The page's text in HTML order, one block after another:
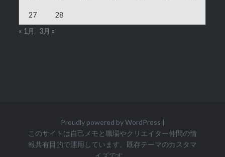
27
28
« 1月
3月 »
Proudly powered by WordPress |
このサイトは自己メモと職場やクリエイター仲間の情
報共有目的で運用しています。既存テーマのカスタマ
イズです。